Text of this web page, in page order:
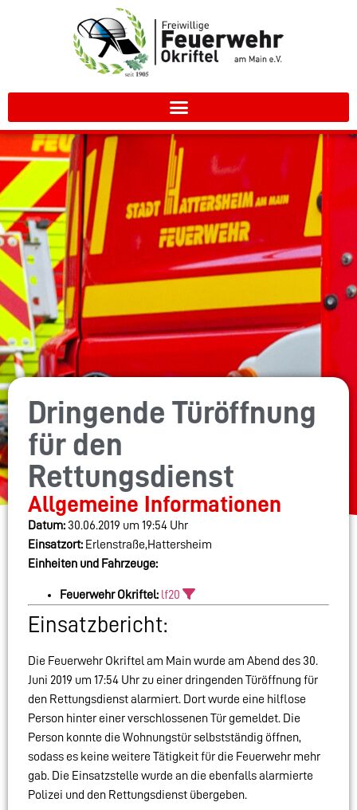
Dringende Türöffnung
für den
Rettungsdienst
Allgemeine Informationen
Datum: 30.06.2019 um 19:54 Uhr
Einsatzort: Erlenstraße,Hattersheim
Einheiten und Fahrzeuge:
Feuerwehr Okriftel: lf20
Einsatzbericht:
Die Feuerwehr Okriftel am Main wurde am Abend des 30.
Juni 2019 um 17:54 Uhr zu einer dringenden Türöffnung für
den Rettungsdienst alarmiert. Dort wurde eine hilflose
Person hinter einer verschlossenen Tür gemeldet. Die
Person konnte die Wohnungstür selbstständig öffnen,
sodass es keine weitere Tätigkeit für die Feuerwehr mehr
gab. Die Einsatzstelle wurde an die ebenfalls alarmierte
Polizei und den Rettungsdienst übergeben.